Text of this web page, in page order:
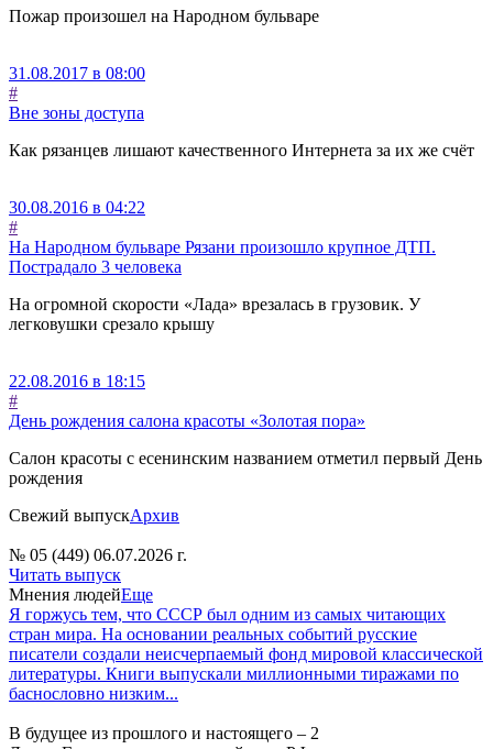
Пожар произошел на Народном бульваре
31.08.2017 в 08:00
#
Вне зоны доступа
Как рязанцев лишают качественного Интернета за их же счёт
30.08.2016 в 04:22
#
На Народном бульваре Рязани произошло крупное ДТП.
Пострадало 3 человека
На огромной скорости «Лада» врезалась в грузовик. У
легковушки срезало крышу
22.08.2016 в 18:15
#
День рождения салона красоты «Золотая пора»
Салон красоты с есенинским названием отметил первый День
рождения
Свежий выпускАрхив
№ 05 (449) 06.07.2026 г.
Читать выпуск
Мнения людейЕще
Я горжусь тем, что СССР был одним из самых читающих
стран мира. На основании реальных событий русские
писатели создали неисчерпаемый фонд мировой классической
литературы. Книги выпускали миллионными тиражами по
баснословно низким...
В будущее из прошлого и настоящего – 2